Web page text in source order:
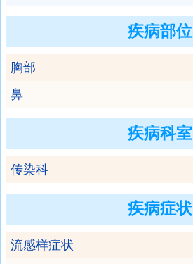
疾病部位
胸部
鼻
疾病科室
传染科
疾病症状
流感样症状